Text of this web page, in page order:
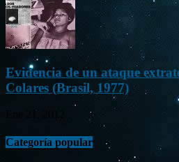
Evidencia de un ataque
Colares (Brasil, 1977)
Categoría popular